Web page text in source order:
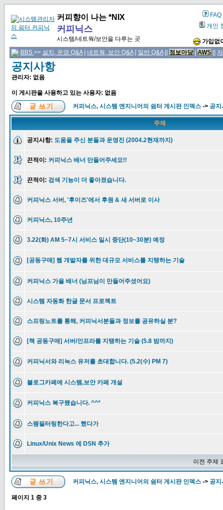
커피향이 나는 *NIX
커피닉스
시스템/네트웍/보안을 다루는 곳
FAQ
개인
가입없
BBS >> 설치, 운영 Q&A| 네트웍, 보안 Q&A| 일반 Q&A|| 정보마당| AWS
공지사항
관리자: 없음
이 게시판을 사용하고 있는 사용자: 없음
커피닉스, 시스템 엔지니어의 쉼터 게시판 인덱스 -> 공지
주제
공지사항: 도움을 주신 분들과 운영진 (2004.2현재까지)
끈적이: 커피닉스 배너 만들어주세요!!
끈적이: 검색 기능이 더 좋아졌습니다.
커피닉스 서버, '후이즈'에서 후원 & 새 서버로 이사
커피닉스, 10주년
3.22(화) AM 5~7시 서비스 일시 중단(10~30분) 예정
[공동구매] 웹 개발자를 위한 대규모 서비스를 지탱하는 기술
커피닉스 가을 배너 (님프님이 만들어주셨어요)
시스템 자동화 한글 문서 프로젝트
스프링노트를 통해, 커피닉서분들과 정보를 공유하실 분?
[책 공동구매] 서버/인프라를 지탱하는 기술 (5.8 밤까지)
커피닉서와 리눅스 유저를 초대합니다. (5.2(수) PM 7)
블로그카페에 시스템,보안 카페 개설
커피닉스 복구됐습니다. ^^*
스팸필터링한다고... 했다가
Linux/Unix News 에 DSN 추가
이전 주제
커피닉스, 시스템 엔지니어의 쉼터 게시판 인덱스 -> 공지
페이지 1 중 3